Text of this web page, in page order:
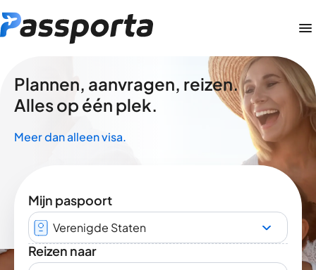
Plannen, aanvragen, reizen.
Alles op één plek.
Meer dan alleen visa.
Mijn paspoort
Verenigde Staten
Reizen naar